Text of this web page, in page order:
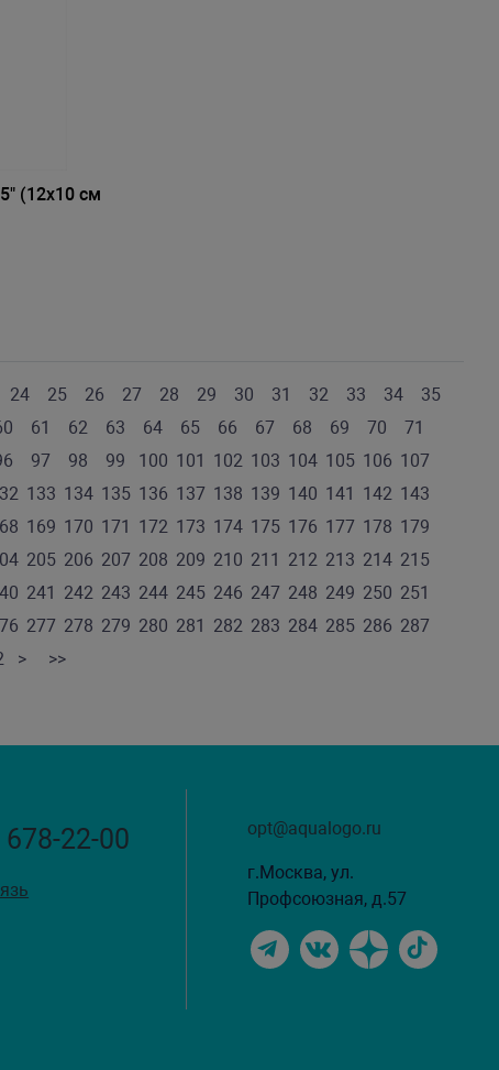
(12х10 см
24 25 26 27 28 29 30 31 32 33 34
35
61 62 63 64 65 66 67 68 69 70
71
97 98 99 100 101 102 103 104 105 106 107
133 134 135 136 137 138 139 140 141 142 143
169 170 171 172 173 174 175 176 177 178 179
205 206 207 208 209 210 211 212 213 214 215
241 242 243 244 245 246 247 248 249 250 251
277 278 279 280 281 282 283 284 285 286 287
> >>
22-00 opt@aqualogo.ru
г.Москва, ул.
Профсоюзная, д.57